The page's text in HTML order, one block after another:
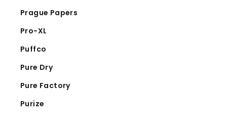
Prague Papers
Pro-XL
Puffco
Pure Dry
Pure Factory
Purize